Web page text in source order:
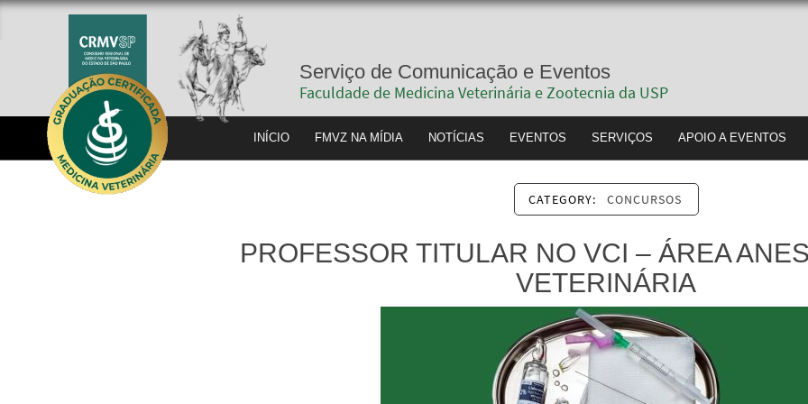
Serviço de Comunicação e Eventos
Faculdade de Medicina Veterinária e Zootecnia da
CATEGORY: CONCURSOS
PROFESSOR TITULAR NO VCI – ÁREA
VETERINÁRIA